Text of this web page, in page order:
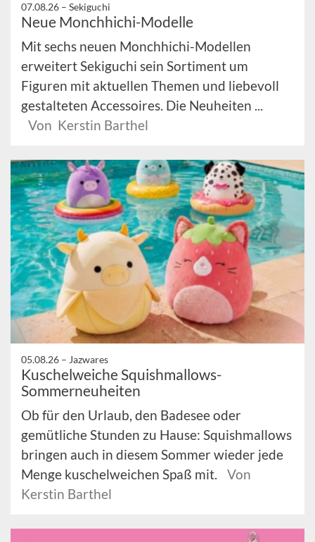
07.08.26 – Sekiguchi
Neue Monchhichi-Modelle
Mit sechs neuen Monchhichi-Modellen
erweitert Sekiguchi sein Sortiment um
Figuren mit aktuellen Themen und liebevoll
gestalteten Accessoires. Die Neuheiten ...
Von Kerstin Barthel
05.08.26 – Jazwares
Kuschelweiche Squishmallows-
Sommerneuheiten
Ob für den Urlaub, den Badesee oder
gemütliche Stunden zu Hause: Squishmallows
bringen auch in diesem Sommer wieder jede
Menge kuschelweichen Spaß mit.
Von
Kerstin Barthel